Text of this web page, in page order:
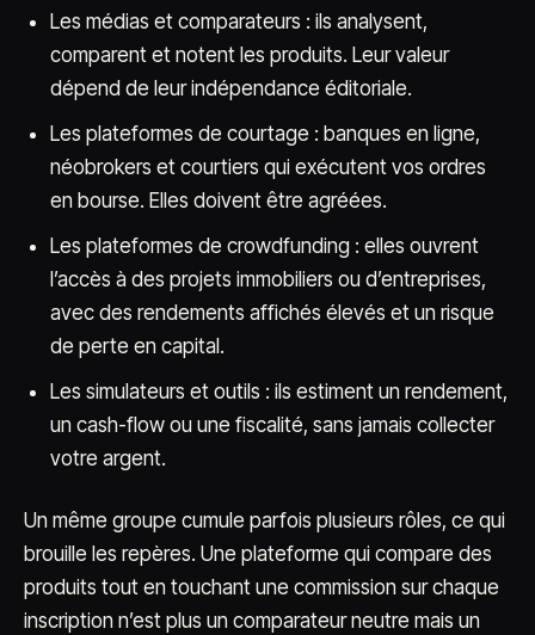
Les médias et comparateurs : ils analysent,
comparent et notent les produits. Leur valeur
dépend de leur indépendance éditoriale.
Les plateformes de courtage : banques en ligne,
néobrokers et courtiers qui exécutent vos ordres
en bourse. Elles doivent être agréées.
Les plateformes de crowdfunding : elles ouvrent
l’accès à des projets immobiliers ou d’entreprises,
avec des rendements affichés élevés et un risque
de perte en capital.
Les simulateurs et outils : ils estiment un rendement,
un cash-flow ou une fiscalité, sans jamais collecter
votre argent.
Un même groupe cumule parfois plusieurs rôles, ce qui
brouille les repères. Une plateforme qui compare des
produits tout en touchant une commission sur chaque
inscription n’est plus un comparateur neutre mais un